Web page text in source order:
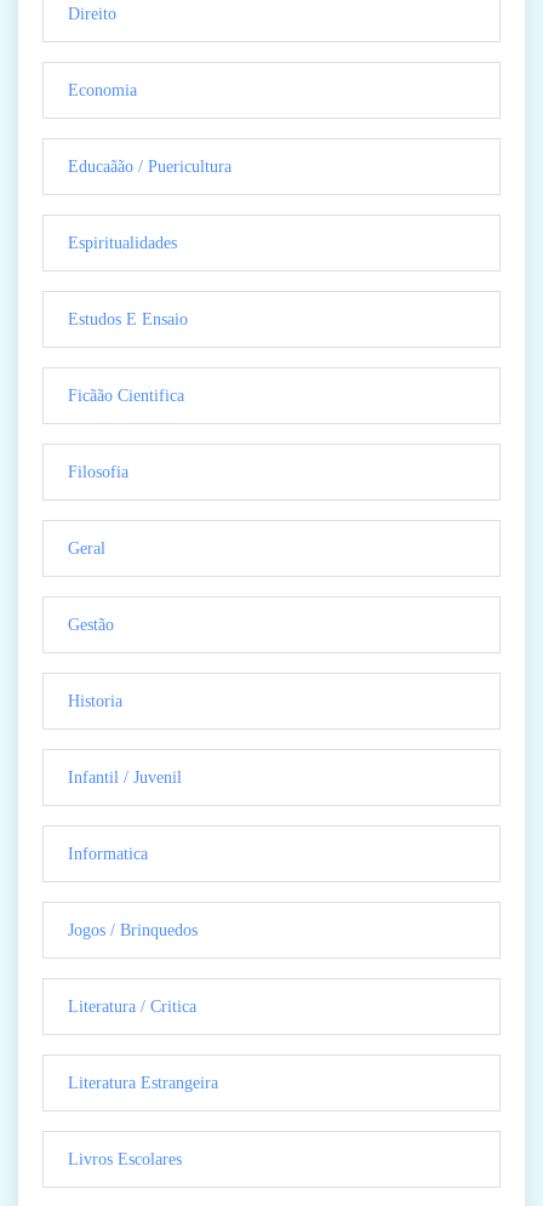
Direito
Economia
Educaãão / Puericultura
Espiritualidades
Estudos E Ensaio
Ficãão Cientifica
Filosofia
Geral
Gestão
Historia
Infantil / Juvenil
Informatica
Jogos / Brinquedos
Literatura / Critica
Literatura Estrangeira
Livros Escolares